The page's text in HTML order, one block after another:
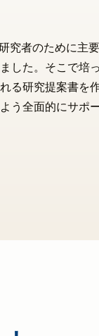
究者のために主
した。そこで培
る研究提案書を
う全面的にサポ